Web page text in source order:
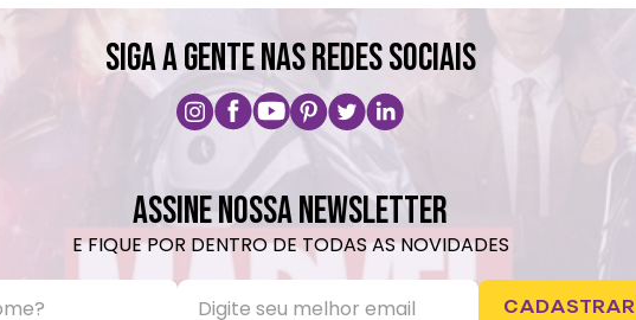
SIGA A GENTE NAS REDES SOCIAIS
ASSINE NOSSA NEWSLETTER
E FIQUE POR DENTRO DE TODAS AS NOVIDADES
CADASTRAR